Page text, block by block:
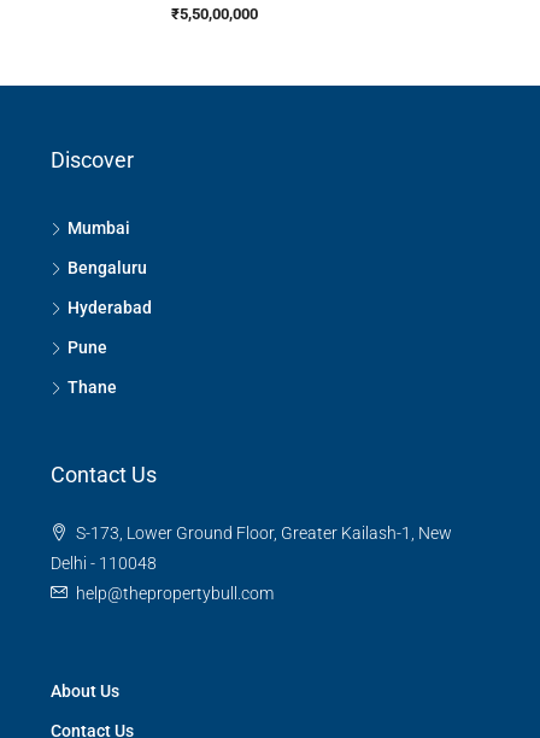
₹5,50,00,000
Discover
Mumbai
Bengaluru
Hyderabad
Pune
Thane
Contact Us
S-173, Lower Ground Floor, Greater Kailash-1, New
Delhi - 110048
help@thepropertybull.com
About Us
Contact Us